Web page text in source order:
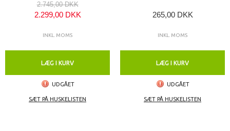
2.745,00 DKK
2.299,00 DKK
INKL. MOMS
LÆG I KURV
UDGÅET
SÆT PÅ HUSKELISTEN
265,00 DKK
INKL. MOMS
LÆG I KURV
UDGÅET
SÆT PÅ HUSKELISTEN